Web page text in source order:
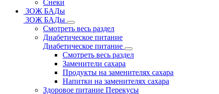
Снеки
ЗОЖ БАДы
ЗОЖ БАДы
Смотреть весь раздел
Диабетическое питание
Диабетическое питание
Смотреть весь раздел
Заменители сахара
Продукты на заменителях сахара
Напитки на заменителях сахара
Здоровое питание Перекусы